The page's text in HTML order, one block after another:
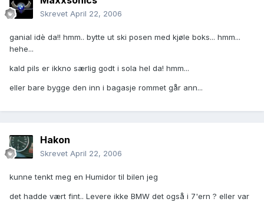
Skrevet April 22, 2006
ganial idè da!! hmm.. bytte ut ski posen med kjøle boks... hmm...
hehe...
kald pils er ikkno særlig godt i sola hel da! hmm...
eller bare bygge den inn i bagasje rommet går ann...
Hakon
Skrevet April 22, 2006
kunne tenkt meg en Humidor til bilen jeg
det hadde vært fint.. Levere ikke BMW det også i 7'ern ? eller var